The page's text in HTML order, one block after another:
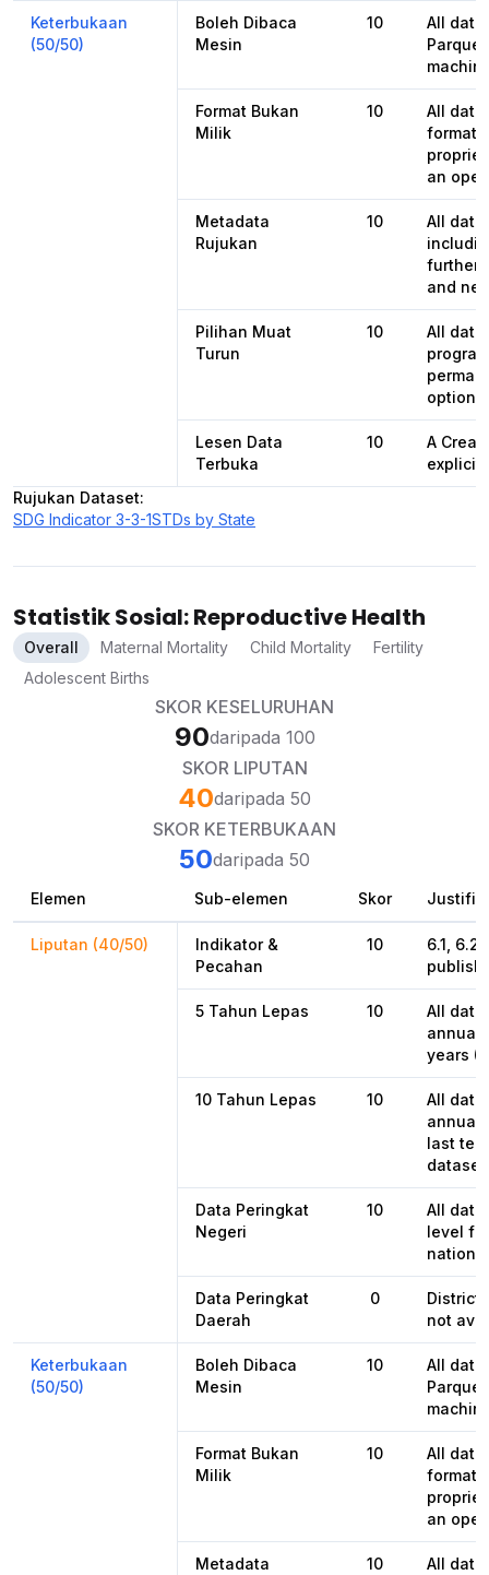
Keterbukaan
(50/50)
Boleh Dibaca
Mesin
10
All data
Format Bukan
Milik
10
All data
format,
an
Metadata
Rujukan
10
All
further
and
Pilihan Muat
Turun
10
All data
options
Lesen Data
Terbuka
10
A
Rujukan Dataset:
SDG Indicator 3-3-1STDs by State
Statistik Sosial: Reproductive Health
Overall Maternal Mortality Child Mortality
Fertility
Adolescent Births
SKOR KESELURUHAN
90daripada 100
SKOR LIPUTAN
40daripada 50
SKOR KETERBUKAAN
50daripada 50
Elemen Sub-elemen Skor
Liputan (40/50)
Indikator &
Pecahan
10
6.1, 6.2
5 Tahun Lepas 10
All
annual
years
10 Tahun Lepas 10
All
annual
last ten
Data Peringkat
Negeri
10
All
level
Data Peringkat
Daerah
0
District
not
Keterbukaan
(50/50)
Boleh Dibaca
Mesin
10
All data
Format Bukan
Milik
10
All data
format,
an
Metadata
10
All